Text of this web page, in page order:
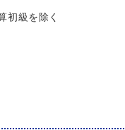
初級を除く